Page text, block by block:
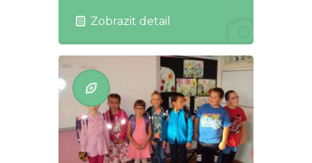
Zobrazit detail